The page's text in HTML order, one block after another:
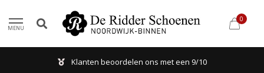
MENU
0
Klanten beoordelen ons met een 9/10